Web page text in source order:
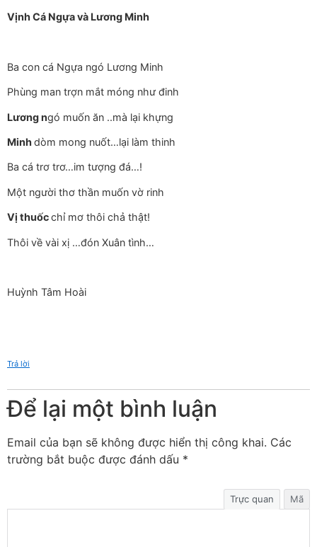
Vịnh Cá Ngựa và Lương Minh
Ba con cá Ngựa ngó Lương Minh
Phùng man trợn mắt móng như đinh
Lương ngó muốn ăn ..mà lại khựng
Minhdòm mong nuốt…lại làm thinh
Ba cá trơ trơ…im tượng đá…!
Một người thơ thần muốn vờ rinh
Vị thuốcchỉ mơ thôi chả thật!
Thôi về vài xị …đón Xuân tình…
Huỳnh Tâm Hoài
Trả lời
Để lại một bình luận
Email của bạn sẽ không được hiển thị công khai. Các
trường bắt buộc được đánh dấu *
Trực quan Mã